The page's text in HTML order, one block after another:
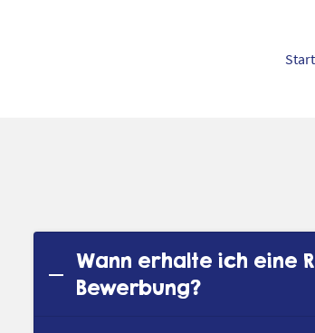
Wann erhalte ich eine
Bewerbung?